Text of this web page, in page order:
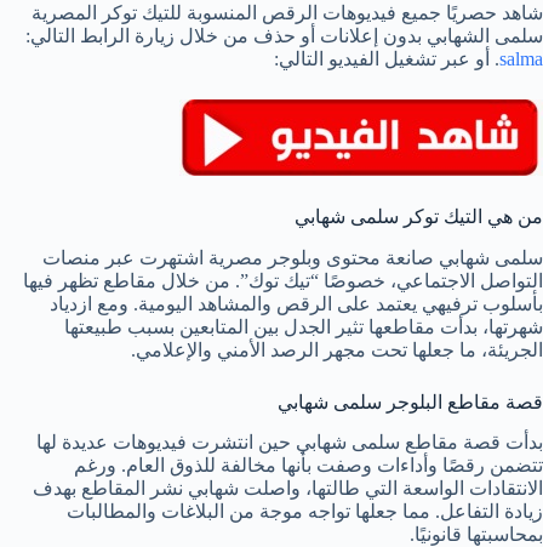
شاهد حصريًا جميع فيديوهات الرقص المنسوبة للتيك توكر المصرية
سلمى الشهابي بدون إعلانات أو حذف من خلال زيارة الرابط التالي:
salma. أو عبر تشغيل الفيديو التالي:
من هي التيك توكر سلمى شهابي
سلمى شهابي صانعة محتوى وبلوجر مصرية اشتهرت عبر منصات
التواصل الاجتماعي، خصوصًا “تيك توك”. من خلال مقاطع تظهر فيها
بأسلوب ترفيهي يعتمد على الرقص والمشاهد اليومية. ومع ازدياد
شهرتها، بدأت مقاطعها تثير الجدل بين المتابعين بسبب طبيعتها
الجريئة، ما جعلها تحت مجهر الرصد الأمني والإعلامي.
قصة مقاطع البلوجر سلمى شهابي
بدأت قصة مقاطع سلمى شهابي حين انتشرت فيديوهات عديدة لها
تتضمن رقصًا وأداءات وصفت بأنها مخالفة للذوق العام. ورغم
الانتقادات الواسعة التي طالتها، واصلت شهابي نشر المقاطع بهدف
زيادة التفاعل. مما جعلها تواجه موجة من البلاغات والمطالبات
بمحاسبتها قانونيًا.